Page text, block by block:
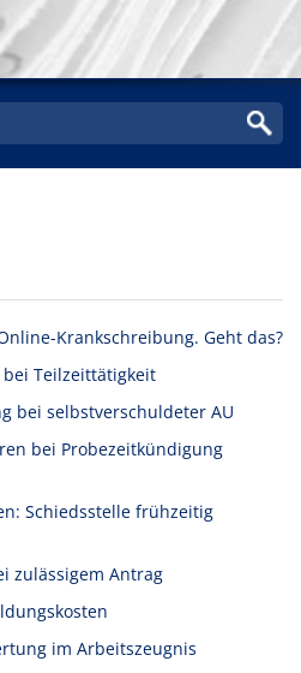
Krankschreibung. Geht das?
Teilzeittätigkeit
bei selbstverschuldeter AU
bei Probezeitkündigung
Schiedsstelle frühzeitig
zulässigem Antrag
im Arbeitszeugnis